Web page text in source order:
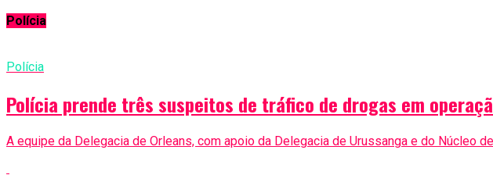
Polícia
Polícia
Polícia prende três suspeitos de tráfico de drogas em
A equipe da Delegacia de Orleans, com apoio da Delegacia de Urussanga e do Núcleo